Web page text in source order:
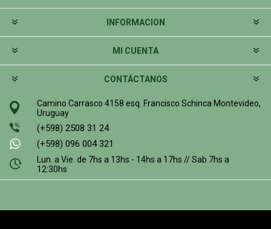
INFORMACION
MI CUENTA
CONTÁCTANOS
Camino Carrasco 4158 esq. Francisco Schinca Montevideo,
Uruguay
(+598) 2508 31 24
(+598) 096 004 321
Lun. a Vie. de 7hs a 13hs - 14hs a 17hs // Sab 7hs a
12:30hs